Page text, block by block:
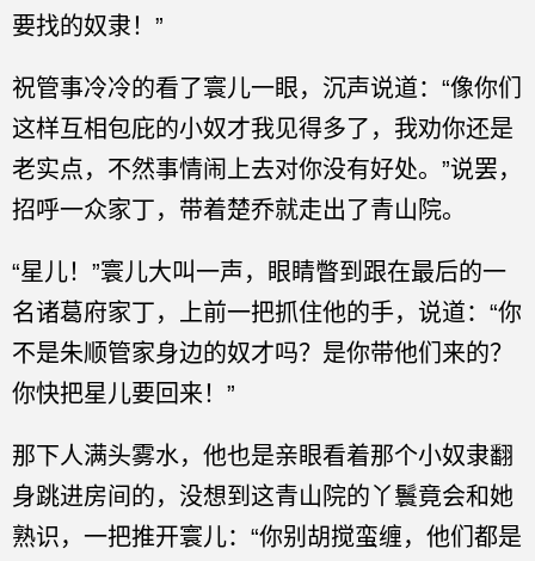
要找的奴隶！”
祝管事冷冷的看了寰儿一眼，沉声说道：“像你们
这样互相包庇的小奴才我见得多了，我劝你还是
老实点，不然事情闹上去对你没有好处。”说罢，
招呼一众家丁，带着楚乔就走出了青山院。
“星儿！”寰儿大叫一声，眼睛瞥到跟在最后的一
名诸葛府家丁，上前一把抓住他的手，说道：“你
不是朱顺管家身边的奴才吗？是你带他们来的？
你快把星儿要回来！”
那下人满头雾水，他也是亲眼看着那个小奴隶翻
身跳进房间的，没想到这青山院的丫鬟竟会和她
熟识，一把推开寰儿：“你别胡搅蛮缠，他们都是